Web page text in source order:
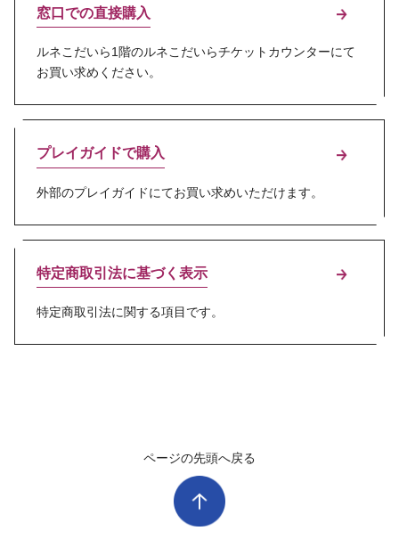
窓口での直接購入
ルネこだいら1階のルネこだいらチケットカウンターにて
お買い求めください。
プレイガイドで購入
外部のプレイガイドにてお買い求めいただけます。
特定商取引法に基づく表示
特定商取引法に関する項目です。
ページの先頭へ戻る